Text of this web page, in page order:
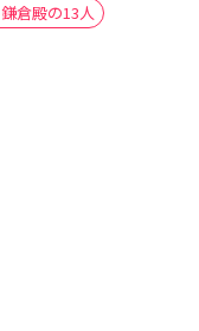
鎌倉殿の13人